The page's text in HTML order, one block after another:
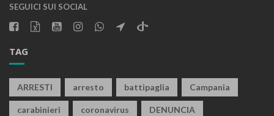
SEGUICI SUI SOCIAL
TAG
ARRESTI arresto battipaglia Campania
carabinieri coronavirus DENUNCIA